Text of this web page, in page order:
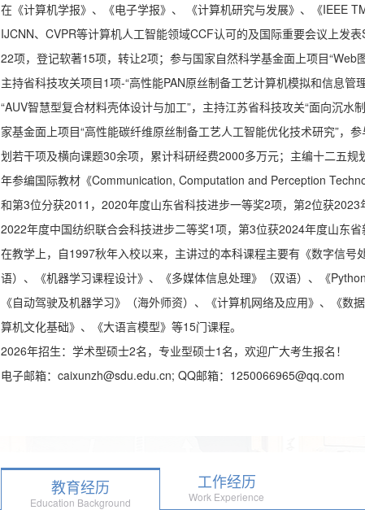
在《计算机学报》、《电子学报》、 《计算机研究与发展》、《IEEE
IJCNN、CVPR等计算机人工智能领域CCF认可的及国际重要会议上发表
22项，登记软著15项，转让2项；参与国家自然科学基金面上项目“Web
主持省科技攻关项目1项-“高性能PAN原丝制备工艺计算机模拟和信息管
“AUV智慧型复合材料壳体设计与加工”，主持江苏省科技攻关“面向沉水
家基金面上项目“高性能碳纤维原丝制备工艺人工智能优化技术研究”，
划若干项及横向课题30余项，累计科研经费2000多万元；主编十二五规
年参编国际教材《Communication, Computation and Perception
和第3位分获2011，2020年度山东省科技进步一等奖2项，第2位获
2022年度中国纺织联合会科技进步二等奖1项，第3位获2024年度山东省
在教学上，自1997秋年入校以来，主讲过的本科课程主要有《数字信号
语）、《机器学习课程设计》、《多媒体信息处理》（双语）、《
《自动驾驶及机器学习》（海外师资）、《计算机网络及应用》、《数
算机文化基础》、《大语言模型》等15门课程。
2026年招生：学术型硕士2名，专业型硕士1名，欢迎广大考生报名！
电子邮箱：caixunzh@sdu.edu.cn; QQ邮箱：1250066965@qq.com
教育经历
Education Background
工作经历
Work Experience